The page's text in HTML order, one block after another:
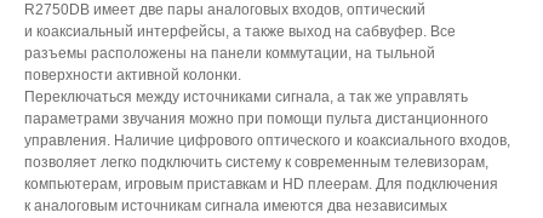
R2750DB имеет две пары аналоговых входов, оптический
и коаксиальный интерфейсы, а также выход на сабвуфер. Все
разъемы расположены на панели коммутации, на тыльной
поверхности активной колонки.
Переключаться между источниками сигнала, а так же управлять
параметрами звучания можно при помощи пульта дистанционного
управления. Наличие цифрового оптического и коаксиального входов,
позволяет легко подключить систему к современным телевизорам,
компьютерам, игровым приставкам и HD плеерам. Для подключения
к аналоговым источникам сигнала имеются два независимых